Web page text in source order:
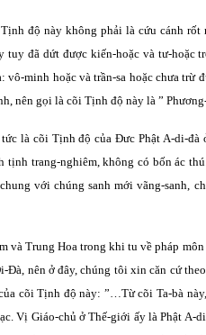
độ này không phải là cứu cánh
tuy đã dứt được kiến-hoặc và tư-hoặc
minh hoặc và trần-sa hoặc chưa trừ
nên gọi là cõi Tịnh độ này là ”
là cõi Tịnh độ của Ðưc Phật A-di-
tịnh trang-nghiêm, không có bốn ác
với chúng sanh mới vãng-sanh,
và Trung Hoa trong khi tu về pháp
Ðà, nên ở đây, chúng tôi xin căn cứ
cõi Tịnh độ này: ”…Từ cõi Ta-bà
Vị Giáo-chủ ở Thế-giới ấy là Phật A-